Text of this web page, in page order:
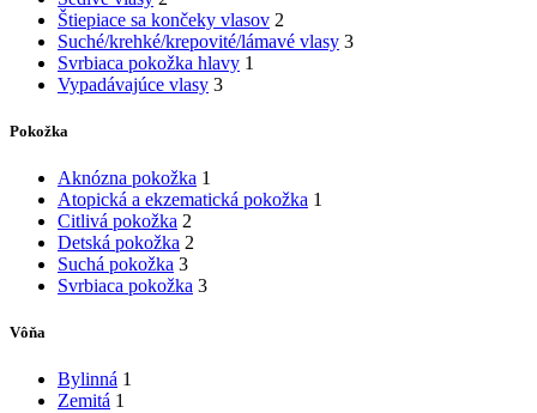
Štiepiace sa končeky vlasov 2
Suché/krehké/krepovité/lámavé vlasy 3
Svrbiaca pokožka hlavy 1
Vypadávajúce vlasy 3
Pokožka
Aknózna pokožka 1
Atopická a ekzematická pokožka 1
Citlivá pokožka 2
Detská pokožka 2
Suchá pokožka 3
Svrbiaca pokožka 3
Vôňa
Bylinná 1
Zemitá 1